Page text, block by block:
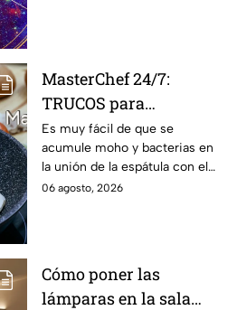
MasterChef 24/7:
TRUCOS para
desinfectar las
miserables de tu cocina
antes de hacer postres
Es muy fácil de que se
acumule moho y bacterias en
la unión de la espátula con el
mango, por lo que
06 agosto, 2026
Cómo poner las
lámparas en la sala